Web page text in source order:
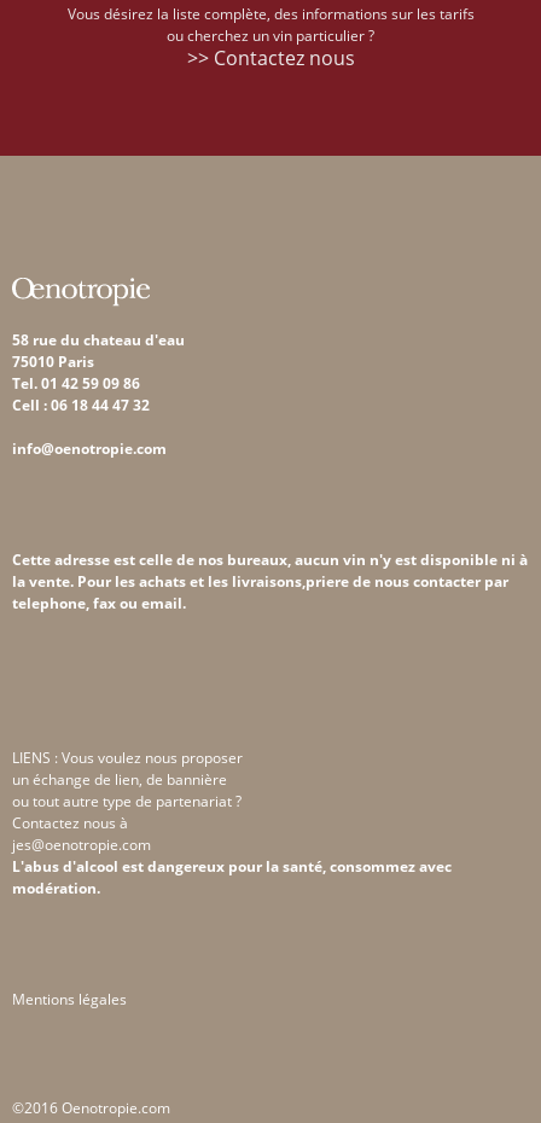
Vous désirez la liste complète, des informations sur les tarifs
ou cherchez un vin particulier ?
>> Contactez nous
58 rue du chateau d'eau
75010 Paris
Tel. 01 42 59 09 86
Cell : 06 18 44 47 32
info@oenotropie.com
Cette adresse est celle de nos bureaux, aucun vin n'y est disponible ni à
la vente. Pour les achats et les livraisons,priere de nous contacter par
telephone, fax ou email.
LIENS : Vous voulez nous proposer
un échange de lien, de bannière
ou tout autre type de partenariat ?
Contactez nous à
jes@oenotropie.com
L'abus d'alcool est dangereux pour la santé, consommez avec
modération.
Mentions légales
©2016 Oenotropie.com